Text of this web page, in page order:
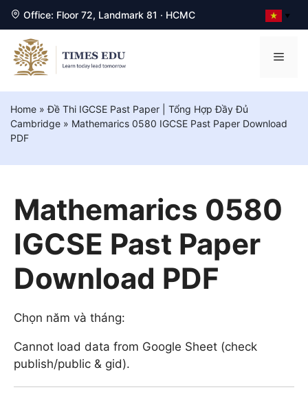
Office: Floor 72, Landmark 81 · HCMC ▼
Chuyển
đến
nội
dung
Home »Đề Thi IGCSE Past Paper | Tổng Hợp Đầy Đủ
Cambridge » Mathemarics 0580 IGCSE Past Paper Download
PDF
Mathemarics 0580
IGCSE Past Paper
Download PDF
Chọn năm và tháng:
Cannot load data from Google Sheet (check
publish/public & gid).